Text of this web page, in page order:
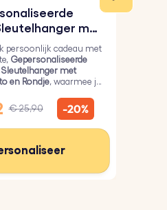
met
Foto en Rondje
persoonlijk cadeau met
Gepersonaliseerde
met
en Rondje, waarmee je
rondje kunt zetten.
€ 25,90 -20%